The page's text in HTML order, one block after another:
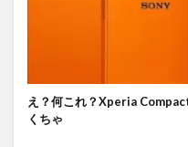
え？何これ？Xperia
くちゃ